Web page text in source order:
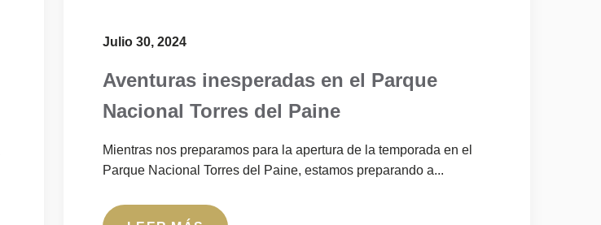
Julio 30, 2024
Aventuras inesperadas en el Parque
Nacional Torres del Paine
Mientras nos preparamos para la apertura de la temporada en el
Parque Nacional Torres del Paine, estamos preparando a...